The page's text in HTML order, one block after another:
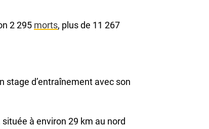
2 295 morts, plus de 11 267
stage d’entraînement avec son
située à environ 29 km au nord